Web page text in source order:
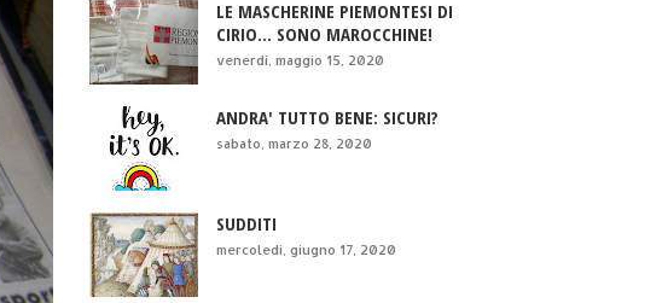
LE MASCHERINE PIEMONTESI DI
CIRIO... SONO MAROCCHINE!
venerdì, maggio 15, 2020
ANDRA' TUTTO BENE: SICURI?
sabato, marzo 28, 2020
SUDDITI
mercoledì, giugno 17, 2020